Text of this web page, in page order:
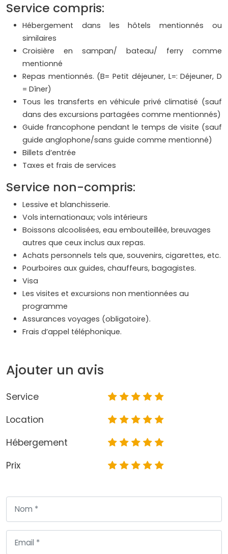
Service compris:
Hébergement dans les hôtels mentionnés ou
similaires
Croisière en sampan/ bateau/ ferry comme
mentionné
Repas mentionnés. (B= Petit déjeuner, L=: Déjeuner, D
= Dîner)
Tous les transferts en véhicule privé climatisé (sauf
dans des excursions partagées comme mentionnés)
Guide francophone pendant le temps de visite (sauf
guide anglophone/sans guide comme mentionné)
Billets d’entrée
Taxes et frais de services
Service non-compris:
Lessive et blanchisserie.
Vols internationaux; vols intérieurs
Boissons alcoolisées, eau embouteillée, breuvages
autres que ceux inclus aux repas.
Achats personnels tels que, souvenirs, cigarettes, etc.
Pourboires aux guides, chauffeurs, bagagistes.
Visa
Les visites et excursions non mentionnées au
programme
Assurances voyages (obligatoire).
Frais d’appel téléphonique.
Ajouter un avis
Service
Location
Hébergement
Prix